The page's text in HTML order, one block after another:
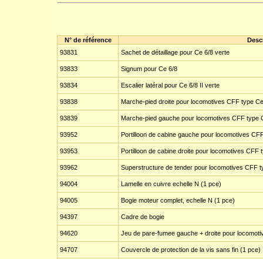
N° de référence
93831
Sachet de détaillage pour Ce 6/8 verte
93833 Signum pour Ce 6/8
93834 Escalier latéral pour Ce 6/8 II verte
93838 Marche-pied droite pour locomotives CFF type
93839 Marche-pied gauche pour locomotives CFF type
93952 Portilloon de cabine gauche pour locomotives
93953 Portilloon de cabine droite pour locomotives CFF
93962 Superstructure de tender pour locomotives CFF
94004 Lamelle en cuivre echelle N (1 pce)
94005 Bogie moteur complet, echelle N (1 pce)
94397 Cadre de bogie
94620 Jeu de pare-fumee gauche + droite pour
94707 Couvercle de protection de la vis sans fin (1 pce)